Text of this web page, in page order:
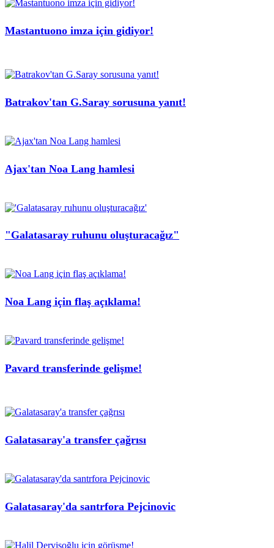
Mastantuono imza için gidiyor!
Batrakov'tan G.Saray sorusuna yanıt!
Ajax'tan Noa Lang hamlesi
"Galatasaray ruhunu oluşturacağız"
Noa Lang için flaş açıklama!
Pavard transferinde gelişme!
Galatasaray'a transfer çağrısı
Galatasaray'da santrfora Pejcinovic